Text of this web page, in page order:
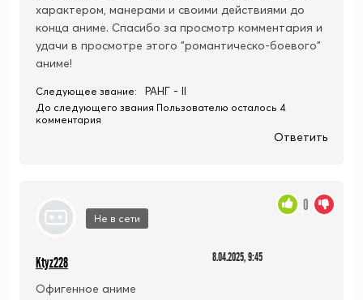
характером, манерами и своими действиями до
конца аниме. Спасибо за просмотр комментария и
удачи в просмотре этого "романтическо-боевого"
аниме!
Следующее звание: РАНГ - II
До следующего звания Пользователю осталось 4
комментария
Ответить
Не в сети
Ktyz228 8.04.2025, 9:45
Офигенное аниме
0